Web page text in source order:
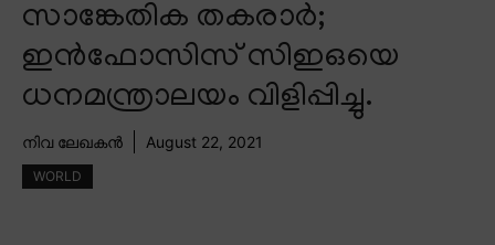
സാങ്കേതിക തകരാർ;
ഇൻഫോസിസ് സിഇഒയെ
ധനമന്ത്രാലയം വിളിപ്പിച്ചു.
നിവ ലേഖകൻ August 22, 2021
WORLD